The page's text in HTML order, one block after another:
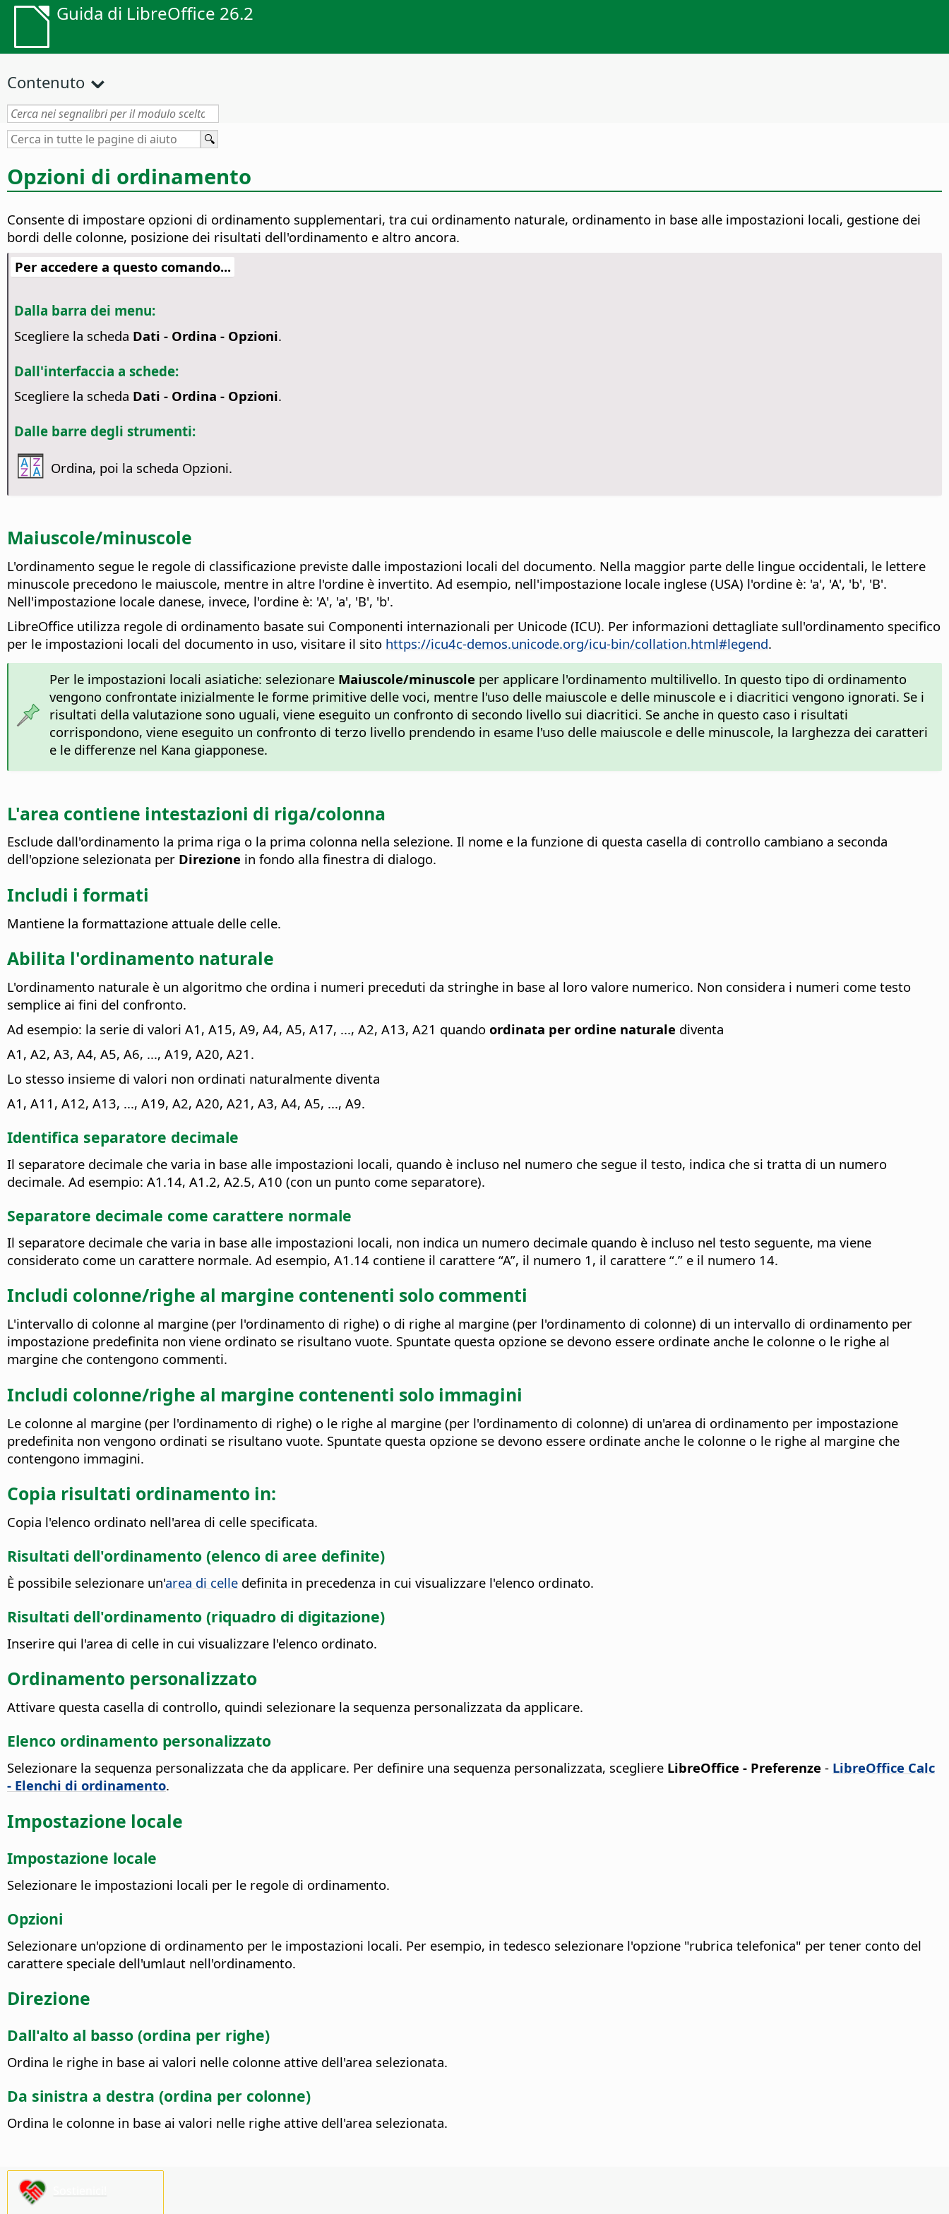
Guida di LibreOffice 26.2
Contenuto
Opzioni di ordinamento
Consente di impostare opzioni di ordinamento supplementari, tra cui ordinamento naturale, ordinamento in base alle impostazioni locali, gestione dei
bordi delle colonne, posizione dei risultati dell'ordinamento e altro ancora.
Per accedere a questo comando...
Dalla barra dei menu:
Scegliere la scheda Dati - Ordina - Opzioni.
Dall'interfaccia a schede:
Scegliere la scheda Dati - Ordina - Opzioni.
Dalle barre degli strumenti:
Ordina, poi la scheda Opzioni.
Maiuscole/minuscole
L'ordinamento segue le regole di classificazione previste dalle impostazioni locali del documento. Nella maggior parte delle lingue occidentali, le lettere
minuscole precedono le maiuscole, mentre in altre l'ordine è invertito. Ad esempio, nell'impostazione locale inglese (USA) l'ordine è: 'a', 'A', 'b', 'B'.
Nell'impostazione locale danese, invece, l'ordine è: 'A', 'a', 'B', 'b'.
LibreOffice utilizza regole di ordinamento basate sui Componenti internazionali per Unicode (ICU). Per informazioni dettagliate sull'ordinamento specifico
per le impostazioni locali del documento in uso, visitare il sito https://icu4c-demos.unicode.org/icu-bin/collation.html#legend.
Per le impostazioni locali asiatiche: selezionare Maiuscole/minuscole per applicare l'ordinamento multilivello. In questo tipo di ordinamento
vengono confrontate inizialmente le forme primitive delle voci, mentre l'uso delle maiuscole e delle minuscole e i diacritici vengono ignorati. Se i
risultati della valutazione sono uguali, viene eseguito un confronto di secondo livello sui diacritici. Se anche in questo caso i risultati
corrispondono, viene eseguito un confronto di terzo livello prendendo in esame l'uso delle maiuscole e delle minuscole, la larghezza dei caratteri
e le differenze nel Kana giapponese.
L'area contiene intestazioni di riga/colonna
Esclude dall'ordinamento la prima riga o la prima colonna nella selezione. Il nome e la funzione di questa casella di controllo cambiano a seconda
dell'opzione selezionata per Direzione in fondo alla finestra di dialogo.
Includi i formati
Mantiene la formattazione attuale delle celle.
Abilita l'ordinamento naturale
L'ordinamento naturale è un algoritmo che ordina i numeri preceduti da stringhe in base al loro valore numerico. Non considera i numeri come testo
semplice ai fini del confronto.
Ad esempio: la serie di valori A1, A15, A9, A4, A5, A17, ..., A2, A13, A21 quando ordinata per ordine naturale diventa
A1, A2, A3, A4, A5, A6, ..., A19, A20, A21.
Lo stesso insieme di valori non ordinati naturalmente diventa
A1, A11, A12, A13, ..., A19, A2, A20, A21, A3, A4, A5, ..., A9.
Identifica separatore decimale
Il separatore decimale che varia in base alle impostazioni locali, quando è incluso nel numero che segue il testo, indica che si tratta di un numero
decimale. Ad esempio: A1.14, A1.2, A2.5, A10 (con un punto come separatore).
Separatore decimale come carattere normale
Il separatore decimale che varia in base alle impostazioni locali, non indica un numero decimale quando è incluso nel testo seguente, ma viene
considerato come un carattere normale. Ad esempio, A1.14 contiene il carattere “A”, il numero 1, il carattere “.” e il numero 14.
Includi colonne/righe al margine contenenti solo commenti
L'intervallo di colonne al margine (per l'ordinamento di righe) o di righe al margine (per l'ordinamento di colonne) di un intervallo di ordinamento per
impostazione predefinita non viene ordinato se risultano vuote. Spuntate questa opzione se devono essere ordinate anche le colonne o le righe al
margine che contengono commenti.
Includi colonne/righe al margine contenenti solo immagini
Le colonne al margine (per l'ordinamento di righe) o le righe al margine (per l'ordinamento di colonne) di un'area di ordinamento per impostazione
predefinita non vengono ordinati se risultano vuote. Spuntate questa opzione se devono essere ordinate anche le colonne o le righe al margine che
contengono immagini.
Copia risultati ordinamento in:
Copia l'elenco ordinato nell'area di celle specificata.
Risultati dell'ordinamento (elenco di aree definite)
È possibile selezionare un'area di celle definita in precedenza in cui visualizzare l'elenco ordinato.
Risultati dell'ordinamento (riquadro di digitazione)
Inserire qui l'area di celle in cui visualizzare l'elenco ordinato.
Ordinamento personalizzato
Attivare questa casella di controllo, quindi selezionare la sequenza personalizzata da applicare.
Elenco ordinamento personalizzato
Selezionare la sequenza personalizzata che da applicare. Per definire una sequenza personalizzata, scegliere LibreOffice - Preferenze - LibreOffice Calc
- Elenchi di ordinamento.
Impostazione locale
Impostazione locale
Selezionare le impostazioni locali per le regole di ordinamento.
Opzioni
Selezionare un'opzione di ordinamento per le impostazioni locali. Per esempio, in tedesco selezionare l'opzione "rubrica telefonica" per tener conto del
carattere speciale dell'umlaut nell'ordinamento.
Direzione
Dall'alto al basso (ordina per righe)
Ordina le righe in base ai valori nelle colonne attive dell'area selezionata.
Da sinistra a destra (ordina per colonne)
Ordina le colonne in base ai valori nelle righe attive dell'area selezionata.